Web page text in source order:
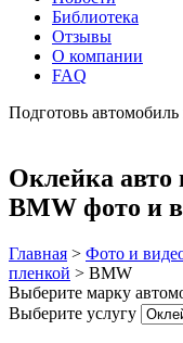
Библиотека
Отзывы
О компании
FAQ
Подготовь
Оклейка авто
BMW фото и
Главная > Фото и
пленкой > BMW
Выберите марку
Выберите услугу